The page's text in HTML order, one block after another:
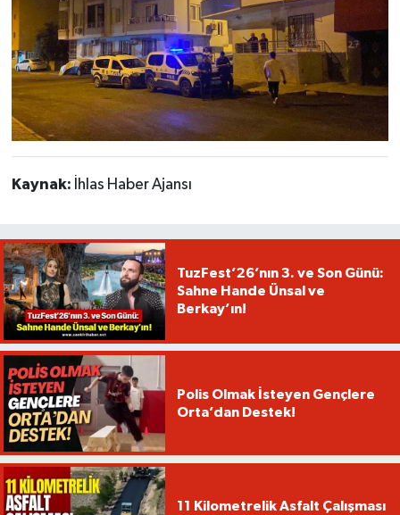
Kaynak: İhlas Haber Ajansı
TuzFest’26’nın 3. ve Son Günü:
Sahne Hande Ünsal ve
Berkay’ın!
Polis Olmak İsteyen Gençlere
Orta’dan Destek!
11 Kilometrelik Asfalt Çalışması